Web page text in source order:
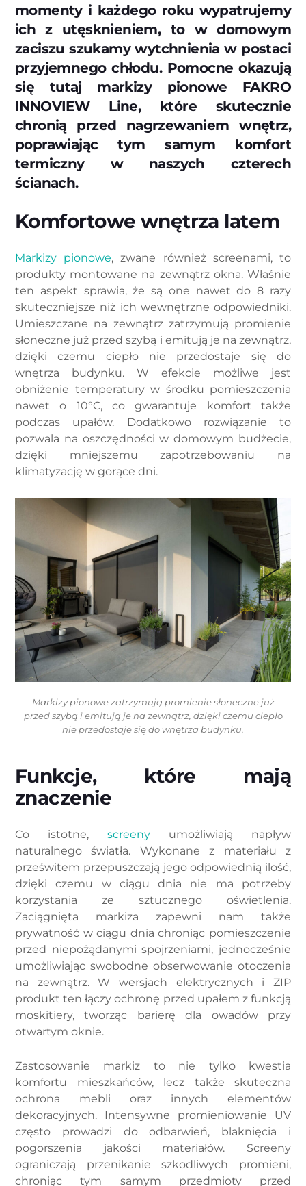
momenty i każdego roku wypatrujemy
ich z utęsknieniem, to w domowym
zaciszu szukamy wytchnienia w postaci
przyjemnego chłodu. Pomocne okazują
się tutaj markizy pionowe FAKRO
INNOVIEW Line, które skutecznie
chronią przed nagrzewaniem wnętrz,
poprawiając tym samym komfort
termiczny w naszych czterech
ścianach.
Komfortowe wnętrza latem
Markizy pionowe, zwane również screenami, to
produkty montowane na zewnątrz okna. Właśnie
ten aspekt sprawia, że są one nawet do 8 razy
skuteczniejsze niż ich wewnętrzne odpowiedniki.
Umieszczane na zewnątrz zatrzymują promienie
słoneczne już przed szybą i emitują je na zewnątrz,
dzięki czemu ciepło nie przedostaje się do
wnętrza budynku. W efekcie możliwe jest
obniżenie temperatury w środku pomieszczenia
nawet o 10°C, co gwarantuje komfort także
podczas upałów. Dodatkowo rozwiązanie to
pozwala na oszczędności w domowym budżecie,
dzięki mniejszemu zapotrzebowaniu na
klimatyzację w gorące dni.
Markizy pionowe zatrzymują promienie słoneczne już
przed szybą i emitują je na zewnątrz, dzięki czemu ciepło
nie przedostaje się do wnętrza budynku.
Funkcje, które mają
znaczenie
Co istotne, screeny umożliwiają napływ
naturalnego światła. Wykonane z materiału z
prześwitem przepuszczają jego odpowiednią ilość,
dzięki czemu w ciągu dnia nie ma potrzeby
korzystania ze sztucznego oświetlenia.
Zaciągnięta markiza zapewni nam także
prywatność w ciągu dnia chroniąc pomieszczenie
przed niepożądanymi spojrzeniami, jednocześnie
umożliwiając swobodne obserwowanie otoczenia
na zewnątrz. W wersjach elektrycznych i ZIP
produkt ten łączy ochronę przed upałem z funkcją
moskitiery, tworząc barierę dla owadów przy
otwartym oknie.
Zastosowanie markiz to nie tylko kwestia
komfortu mieszkańców, lecz także skuteczna
ochrona mebli oraz innych elementów
dekoracyjnych. Intensywne promieniowanie UV
często prowadzi do odbarwień, blaknięcia i
pogorszenia jakości materiałów. Screeny
ograniczają przenikanie szkodliwych promieni,
chroniąc tym samym przedmioty przed